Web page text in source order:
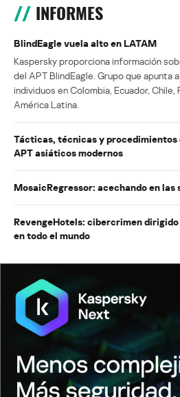
INFORMES
BlindEagle vuela alto en LATAM
Kaspersky proporciona información
del APT BlindEagle. Grupo que apunta
individuos en Colombia, Ecuador, Chile,
América Latina.
Tácticas, técnicas y procedimientos
APT asiáticos modernos
MosaicRegressor: acechando en las
RevengeHotels: cibercrimen
en todo el mundo